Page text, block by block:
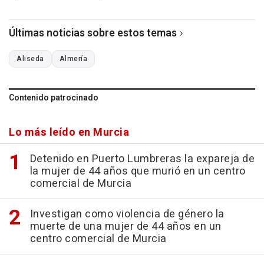
Últimas noticias sobre estos temas
Aliseda Almería
Contenido patrocinado
Lo más leído en Murcia
Detenido en Puerto Lumbreras la expareja de
la mujer de 44 años que murió en un centro
comercial de Murcia
Investigan como violencia de género la
muerte de una mujer de 44 años en un
centro comercial de Murcia